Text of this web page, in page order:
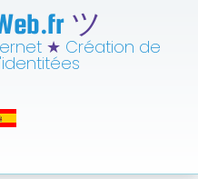
ツ
★ Création de